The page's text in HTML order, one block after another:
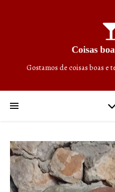
Gostamos de coisas boas